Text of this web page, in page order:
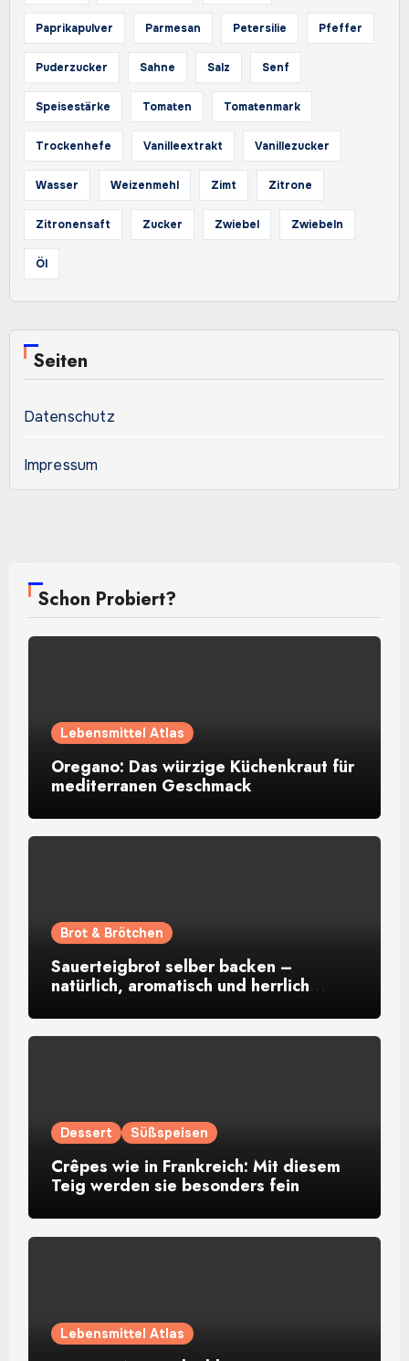
Paprikapulver Parmesan Petersilie Pfeffer
Puderzucker Sahne Salz Senf
Speisestärke Tomaten Tomatenmark
Trockenhefe Vanilleextrakt Vanillezucker
Wasser Weizenmehl Zimt Zitrone
Zitronensaft Zucker Zwiebel Zwiebeln
Öl
Seiten
Datenschutz
Impressum
Schon Probiert?
Lebensmittel Atlas
Oregano: Das würzige Küchenkraut für
mediterranen Geschmack
Brot & Brötchen
Sauerteigbrot selber backen –
natürlich, aromatisch und herrlich
Dessert Süßspeisen
Crêpes wie in Frankreich: Mit diesem
Teig werden sie besonders fein
Lebensmittel Atlas